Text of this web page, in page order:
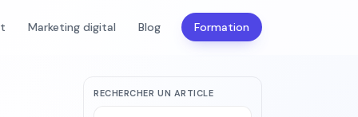
Marketing digital Blog Formation
RECHERCHER UN ARTICLE